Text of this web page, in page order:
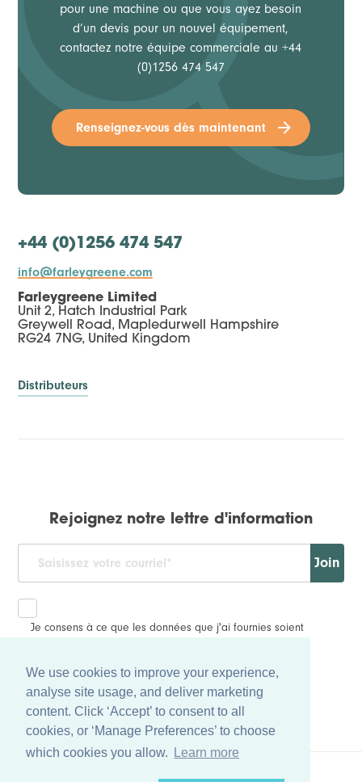
We use cookies to improve your experience,
analyse site usage, and deliver marketing
content. Click ‘Accept’ to consent to all
cookies, or ‘Manage Preferences’ to choose
which cookies you allow.
Learn more
pour une machine ou que vous ayez besoin
d’un devis pour un nouvel équipement,
contactez notre équipe commerciale au +44
(0)1256 474 547
Renseignez-vous dès maintenant
+44 (0)1256 474 547
info@farleygreene.com
Farleygreene Limited
Unit 2, Hatch Industrial Park
Greywell Road, Mapledurwell Hampshire
RG24 7NG, United Kingdom
Distributeurs
Rejoignez notre lettre d'information
Join
Je consens à ce que les données que j'ai fournies soient